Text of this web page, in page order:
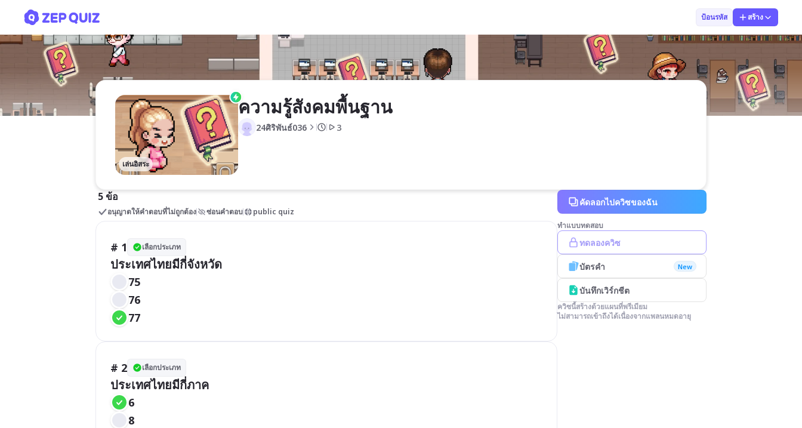
ป้อนรหัส สร้าง
เล่นอิสระ
ความรู้สังคมพื้นฐาน
24ศิริพันธ์036 3
5 ข้อ
อนุญาตให้คำตอบที่ไม่ถูกต้อง ซ่อนคำตอบ public quiz
# 1 เลือกประเภท
ประเทศไทยมีกี่จังหวัด
75
76
77
# 2 เลือกประเภท
ประเทศไทยมีกี่ภาค
6
8
คัดลอกไปควิซของฉัน
ทำแบบทดสอบ
ทดลองควิซ
บัตรคำ New
บันทึกเวิร์กชีต
ควิซนี้สร้างด้วยแผนที่พรีเมียม
ไม่สามารถเข้าถึงได้เนื่องจากแพลนหมดอายุ